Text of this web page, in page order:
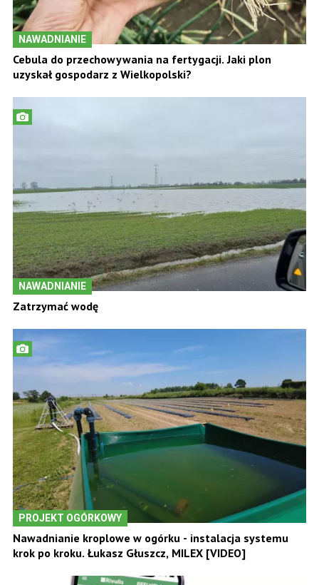
NAWADNIANIE
Cebula do przechowywania na fertygacji. Jaki plon
uzyskał gospodarz z Wielkopolski?
NAWADNIANIE
Zatrzymać wodę
PROJEKT OGÓRKOWY
Nawadnianie kroplowe w ogórku - instalacja systemu
krok po kroku. Łukasz Głuszcz, MILEX [VIDEO]